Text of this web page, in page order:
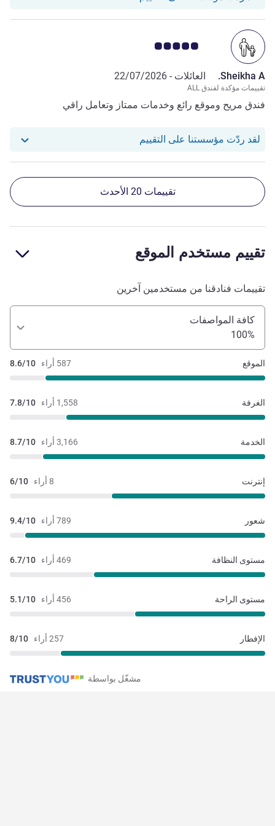
ملاحظة أراء العملاء 5.0/5
Sheikha A. العائلات - 22/07/2026
تقييمات مؤكدة لفندق ALL
فندق مريح وموقع رائع وخدمات ممتاز وتعامل راقي
لقد ردّت مؤسستنا على التقييم استجاب فندقنا للمراجعة من Sheikha A.
تقييمات 20 الأحدث
تقييم مستخدم الموقع
تقييمات فنادقنا من مستخدمين آخرين
كافة المواصفات
100%
587 أراء 8.6/10 الموقع
1,558 أراء 7.8/10 الغرفة
3,166 أراء 8.7/10 الخدمة
8 أراء 6/10 إنترنت
789 أراء 9.4/10 شعور
469 أراء 6.7/10 مستوى النظافة
456 أراء 5.1/10 مستوى الراحة
257 أراء 8/10 الإفطار
مشغّل بواسطة